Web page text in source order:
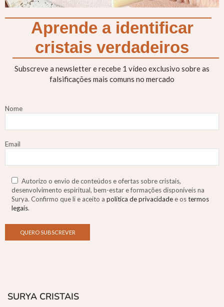
Aprende a identificar
cristais verdadeiros
Subscreve a newsletter e recebe 1 vídeo exclusivo sobre as
falsificações mais comuns no mercado
Nome
Email
Autorizo o envio de conteúdos e ofertas sobre cristais,
desenvolvimento espiritual, bem-estar e formações disponíveis na
Surya. Confirmo que li e aceito a política de privacidadee ostermos
legais.
SURYA CRISTAIS